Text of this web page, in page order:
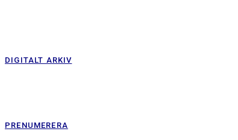
DIGITALT ARKIV
PRENUMERERA